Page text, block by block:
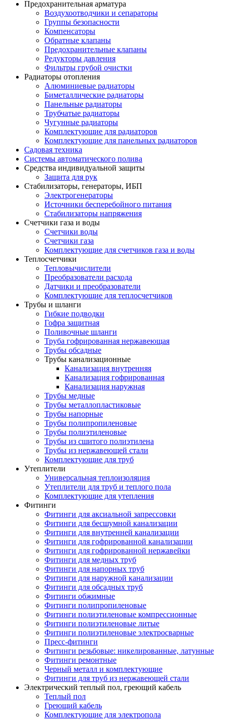
Предохранительная арматура
Воздухоотводчики и сепараторы
Группы безопасности
Компенсаторы
Обратные клапаны
Предохранительные клапаны
Редукторы давления
Фильтры грубой очистки
Радиаторы отопления
Алюминиевые радиаторы
Биметаллические радиаторы
Панельные радиаторы
Трубчатые радиаторы
Чугунные радиаторы
Комплектующие для радиаторов
Комплектующие для панельных радиаторов
Садовая техника
Системы автоматического полива
Средства индивидуальной защиты
Защита для рук
Стабилизаторы, генераторы, ИБП
Электрогенераторы
Источники бесперебойного питания
Стабилизаторы напряжения
Счетчики газа и воды
Счетчики воды
Счетчики газа
Комплектующие для счетчиков газа и воды
Теплосчетчики
Тепловычислители
Преобразователи расхода
Датчики и преобразователи
Комплектующие для теплосчетчиков
Трубы и шланги
Гибкие подводки
Гофра защитная
Поливочные шланги
Труба гофрированная нержавеющая
Трубы обсадные
Трубы канализационные
Канализация внутренняя
Канализация гофрированная
Канализация наружная
Трубы медные
Трубы металлопластиковые
Трубы напорные
Трубы полипропиленовые
Трубы полиэтиленовые
Трубы из сшитого полиэтилена
Трубы из нержавеющей стали
Комплектующие для труб
Утеплители
Универсальная теплоизоляция
Утеплители для труб и теплого пола
Комплектующие для утепления
Фитинги
Фитинги для аксиальной запрессовки
Фитинги для бесшумной канализации
Фитинги для внутренней канализации
Фитинги для гофрированной канализации
Фитинги для гофрированной нержавейки
Фитинги для медных труб
Фитинги для напорных труб
Фитинги для наружной канализации
Фитинги для обсадных труб
Фитинги обжимные
Фитинги полипропиленовые
Фитинги полиэтиленовые компрессионные
Фитинги полиэтиленовые литые
Фитинги полиэтиленовые электросварные
Пресс-фитинги
Фитинги резьбовые: никелированные, латунные
Фитинги ремонтные
Черный металл и комплектующие
Фитинги для труб из нержавеющей стали
Электрический теплый пол, греющий кабель
Теплый пол
Греющий кабель
Комплектующие для электропола